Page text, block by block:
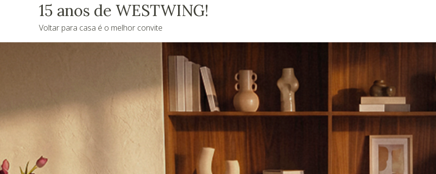
15 anos de WESTWING!
Voltar para casa é o melhor convite